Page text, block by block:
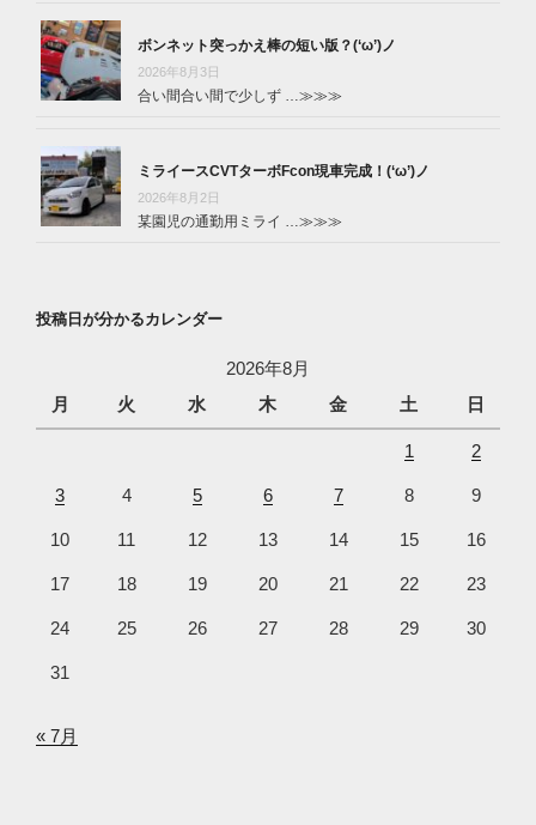
ボンネット突っかえ棒の短い版？(‘ω’)ノ
2026年8月3日
合い間合い間で少しず … ≫≫≫
ミライースCVTターボFcon現車完成！(‘ω’)ノ
2026年8月2日
某園児の通勤用ミライ … ≫≫≫
投稿日が分かるカレンダー
2026年8月
月
火 水 木 金 土 日
1 2
3 4 5 6 7 8 9
10 11 12 13 14 15 16
17 18 19 20 21 22 23
24 25 26 27 28 29 30
31
« 7月